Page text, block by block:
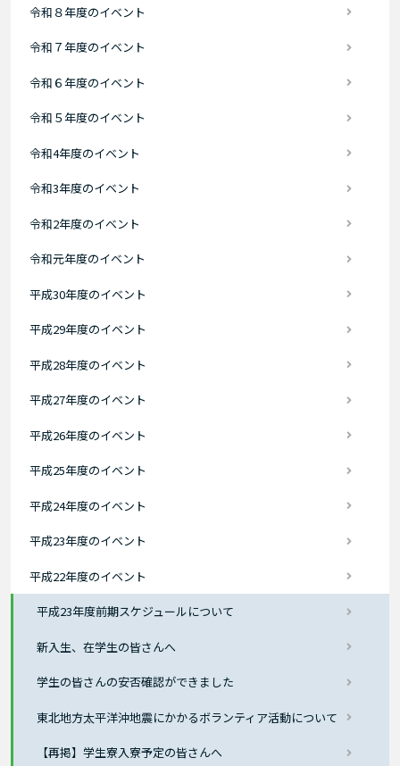
令和８年度のイベント
令和７年度のイベント
令和６年度のイベント
令和５年度のイベント
令和4年度のイベント
令和3年度のイベント
令和2年度のイベント
令和元年度のイベント
平成30年度のイベント
平成29年度のイベント
平成28年度のイベント
平成27年度のイベント
平成26年度のイベント
平成25年度のイベント
平成24年度のイベント
平成23年度のイベント
平成22年度のイベント
平成23年度前期スケジュールについて
新入生、在学生の皆さんへ
学生の皆さんの安否確認ができました
東北地方太平洋沖地震にかかるボランティア活動について
【再掲】学生寮入寮予定の皆さんへ